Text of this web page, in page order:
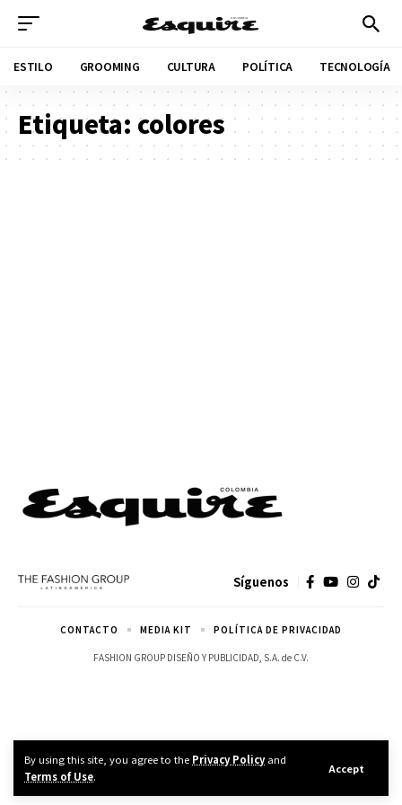
By using this site, you agree to the Privacy Policyand
Terms of Use.
Accept
ESTILO GROOMING CULTURA POLÍTICA TECNOLOGÍA
Etiqueta: colores
Síguenos
FASHION GROUP DISEÑO Y PUBLICIDAD, S.A. de C.V.
CONTACTO MEDIA KIT POLÍTICA DE PRIVACIDAD